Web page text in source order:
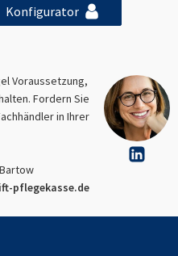
Konfigurator
Voraussetzung,
Fordern Sie
in Ihrer
Bartow
pflegekasse.de